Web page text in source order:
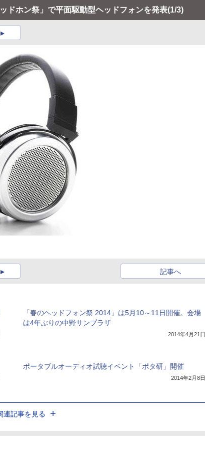
ドホン祭」で平面駆動型ヘッドフォンを発表(1/3)
記事へ
「春のヘッドフォン祭 2014」は5月10～11日開催。会場
は4年ぶりの中野サンプラザ
2014年4月21日
ポータブルオーディオ試聴イベント「ポタ研」開催
2014年2月8日
連記事を見る